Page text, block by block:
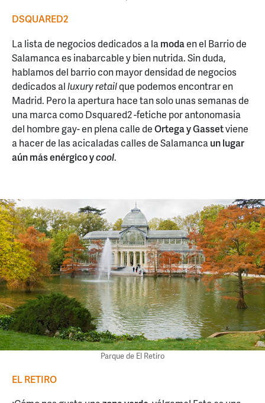
DSQUARED2
La lista de negocios dedicados a lamodaen el Barrio de
Salamanca es inabarcable y bien nutrida. Sin duda,
hablamos del barrio con mayor densidad de negocios
dedicados alluxuryretailque podemos encontrar en
Madrid. Pero la apertura hace tan solo unas semanas de
una marca como Dsquared2 -fetiche por antonomasia
del hombre gay- en plena calle deOrtega y Gassetviene
a hacer de las acicaladas calles de Salamancaun lugar
aún más enérgico ycool.
Parque de El Retiro
EL RETIRO